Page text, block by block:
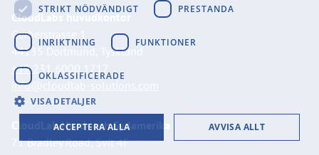
CloudLabs huvudkontor
Gerberstrasse 1
44135 Dortmund, Tyskland
+49 231 6000 1717
info@cloudlab-solutions.com
CloudLab Nord- och Sydamerika
71 Bradley Road, Svit 4F
STRIKT NÖDVÄNDIGT
PRESTANDA
INRIKTNING FUNKTIONER
OKLASSIFICERADE
VISA DETALJER
ACCEPTERA ALLA AVVISA ALLT